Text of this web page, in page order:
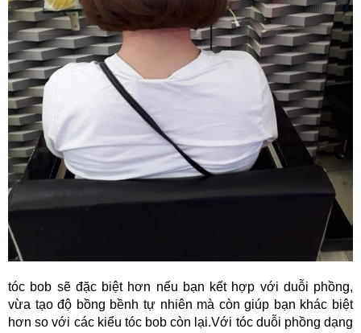
tóc bob sẽ đặc biệt hơn nếu bạn kết hợp với duỗi phồng,
vừa tạo độ bồng bềnh tự nhiên mà còn giúp bạn khác biệt
hơn so với các kiểu tóc bob còn lại.Với tóc duỗi phồng dạng
HOÀN THÀNH
Đăng ký tư vấn trực tiếp 24/7:
0979109914